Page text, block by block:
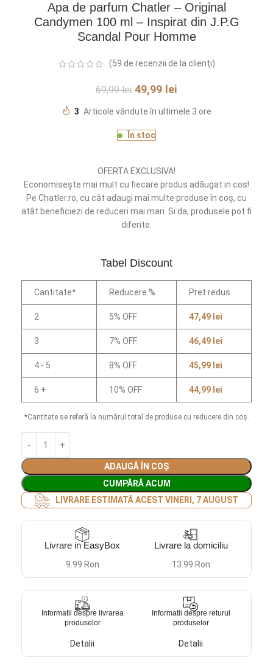
Apa de parfum Chatler – Original
Candymen 100 ml – Inspirat din J.P.G
Scandal Pour Homme
(59 de recenzii de la clienți)
69,99lei 49,99 lei
3 Articole vândute în ultimele 3 ore
În stoc
OFERTA EXCLUSIVA!
Economisește mai mult cu fiecare produs adăugat in cos!
Pe Chatler.ro, cu cât adaugi mai multe produse în coș, cu
atât beneficiezi de reduceri mai mari. Si da, produsele pot fi
diferite.
Tabel Discount
Cantitate* Reducere % Pret redus
2 5% OFF 47,49 lei
3 7% OFF 46,49 lei
4 - 5 8% OFF 45,99 lei
6 + 10% OFF 44,99 lei
*Cantitate se referă la numărul total de produse cu reducere din coș.
ADAUGĂ ÎN COȘ
CUMPĂRĂ ACUM
LIVRARE ESTIMATĂ ACEST VINERI, 7 AUGUST
Livrare in EasyBox
9.99 Ron
Livrare la domiciliu
13.99 Ron
Informatii despre livrarea
produselor
Detalii
Informatii despre returul
produselor
Detalii